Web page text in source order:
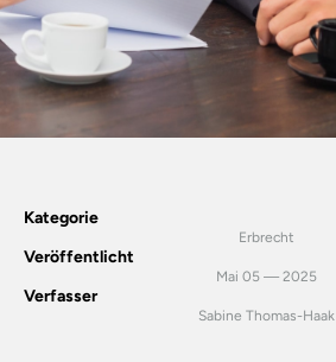
Kategorie
Erbrecht
Veröffentlicht
Mai 05 — 2025
Verfasser
Sabine Thomas-Haak